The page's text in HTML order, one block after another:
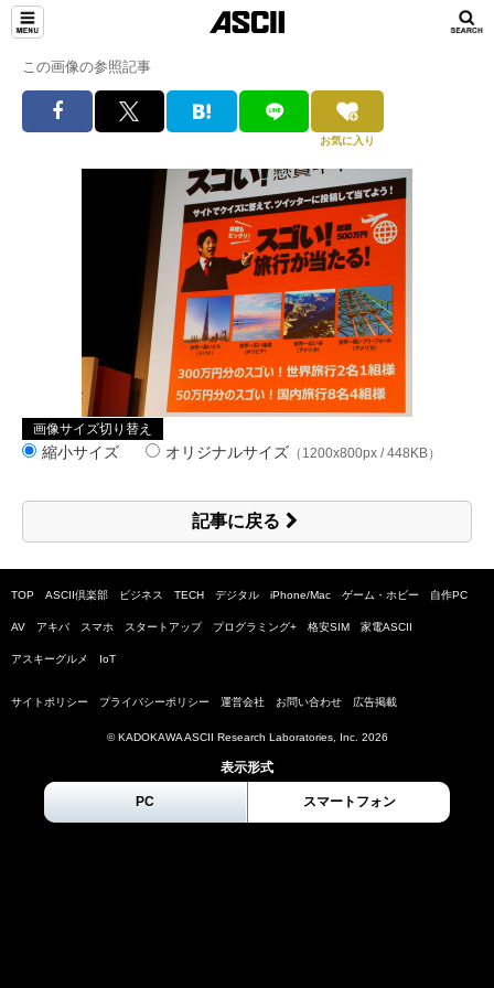
この画像の参照記事
お気に入り
画像サイズ切り替え
縮小サイズ オリジナルサイズ （1200x800px / 448KB）
記事に戻る
TOP ASCII倶楽部 ビジネス TECH デジタル iPhone/Mac ゲーム・ホビー 自作PC
AV アキバ スマホ スタートアップ プログラミング+ 格安SIM 家電ASCII
アスキーグルメ IoT
サイトポリシー プライバシーポリシー 運営会社 お問い合わせ 広告掲載
© KADOKAWA ASCII Research Laboratories, Inc. 2026
表示形式
PC スマートフォン